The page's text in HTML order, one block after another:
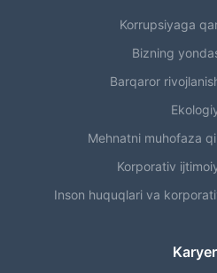
Korrupsiyaga
Bizning
Barqaror
Mehnatni muhofaza
Korporativ
Inson huquqlari va